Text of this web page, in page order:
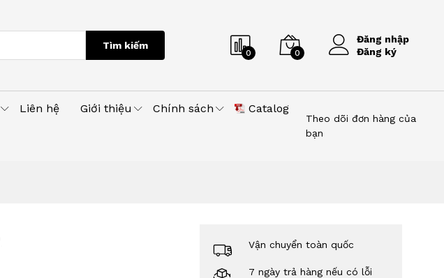
Tìm kiếm
0 0
Đăng nhập
Đăng ký
Liên hệ Giới thiệu Chính sách Catalog
Theo dõi đơn hàng của
bạn
Vận chuyển toàn quốc
7 ngày trả hàng nếu có lỗi